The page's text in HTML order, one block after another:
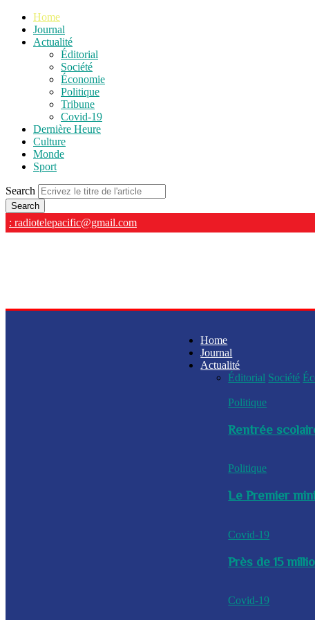
Home
Journal
Actualité
Éditorial
Société
Économie
Politique
Tribune
Covid-19
Dernière Heure
Culture
Monde
Sport
Search
: radiotelepacific@gmail.com
Home
Journal
Actualité
Éditorial Société
Politique
Rentrée
Politique
Le Premier
Covid-19
Près de 15
Covid-19